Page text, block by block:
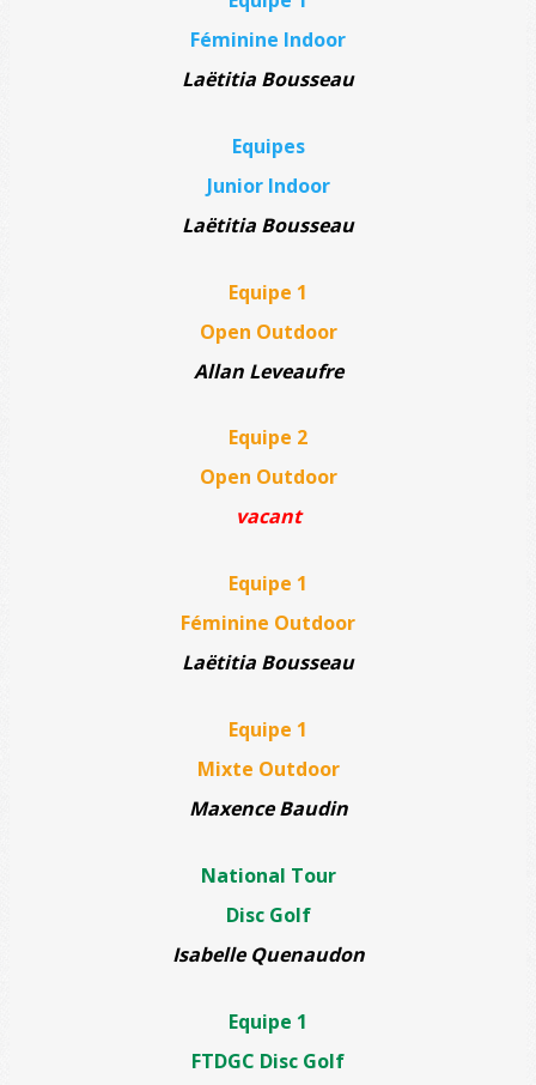
Féminine Indoor
Laëtitia Bousseau
Equipes
Junior Indoor
Laëtitia Bousseau
Equipe 1
Open Outdoor
Allan Leveaufre
Equipe 2
Open Outdoor
vacant
Equipe 1
Féminine Outdoor
Laëtitia Bousseau
Equipe 1
Mixte Outdoor
Maxence Baudin
National Tour
Disc Golf
Isabelle Quenaudon
Equipe 1
FTDGC Disc Golf